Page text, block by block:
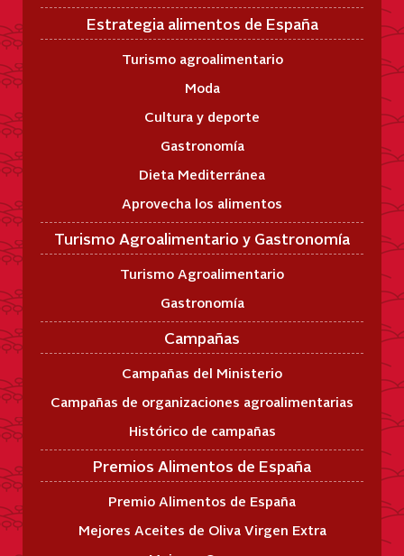
Estrategia alimentos de España
Turismo agroalimentario
Moda
Cultura y deporte
Gastronomía
Dieta Mediterránea
Aprovecha los alimentos
Turismo Agroalimentario y Gastronomía
Turismo Agroalimentario
Gastronomía
Campañas
Campañas del Ministerio
Campañas de organizaciones agroalimentarias
Histórico de campañas
Premios Alimentos de España
Premio Alimentos de España
Mejores Aceites de Oliva Virgen Extra